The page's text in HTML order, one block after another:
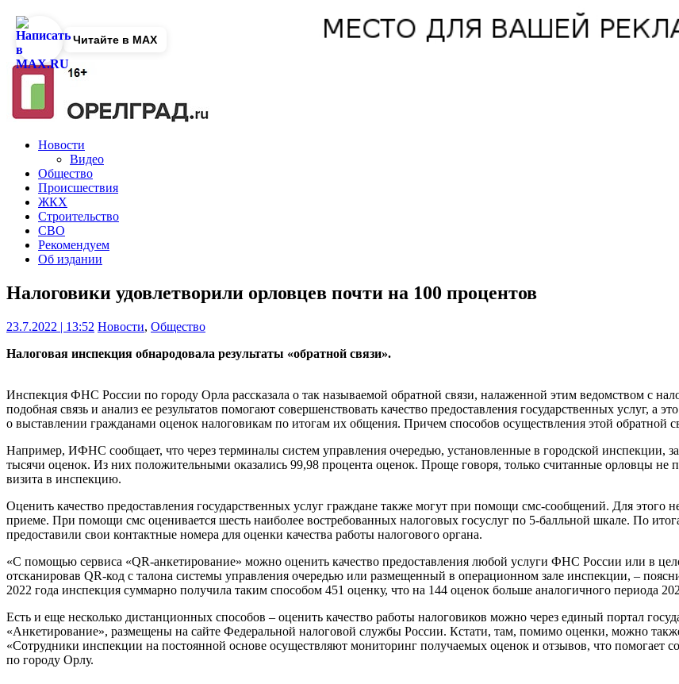
Новости
Видео
Общество
Происшествия
ЖКХ
Строительство
СВО
Рекомендуем
Об издании
Налоговики удовлетворили орловцев почти на 100 процентов
23.7.2022 | 13:52 Новости, Общество
Налоговая инспекция обнародовала результаты «обратной связи».
Инспекция ФНС России по городу Орла рассказала о так называемой обратной связи, налаженной этим ведомством с
подобная связь и анализ ее результатов помогают совершенствовать качество предоставления государственных услуг,
о выставлении гражданами оценок налоговикам по итогам их общения. Причем способов осуществления этой обратной
Например, ИФНС сообщает, что через терминалы систем управления очередью, установленные в городской инспекции,
тысячи оценок. Из них положительными оказались 99,98 процента оценок. Проще говоря, только считанные орловцы не
визита в инспекцию.
Оценить качество предоставления государственных услуг граждане также могут при помощи смс-сообщений. Для этого
приеме. При помощи смс оценивается шесть наиболее востребованных налоговых госуслуг по 5-балльной шкале. По
предоставили свои контактные номера для оценки качества работы налогового органа.
«С помощью сервиса «QR-анкетирование» можно оценить качество предоставления любой услуги ФНС России или в
отсканировав QR-код с талона системы управления очередью или размещенный в операционном зале инспекции, –
2022 года инспекция суммарно получила таким способом 451 оценку, что на 144 оценок больше аналогичного периода
Есть и еще несколько дистанционных способов – оценить качество работы налоговиков можно через единый портал
«Анкетирование», размещены на сайте Федеральной налоговой службы России. Кстати, там, помимо оценки, можно
«Сотрудники инспекции на постоянной основе осуществляют мониторинг получаемых оценок и отзывов, что
по городу Орлу.
Читайте в MAX